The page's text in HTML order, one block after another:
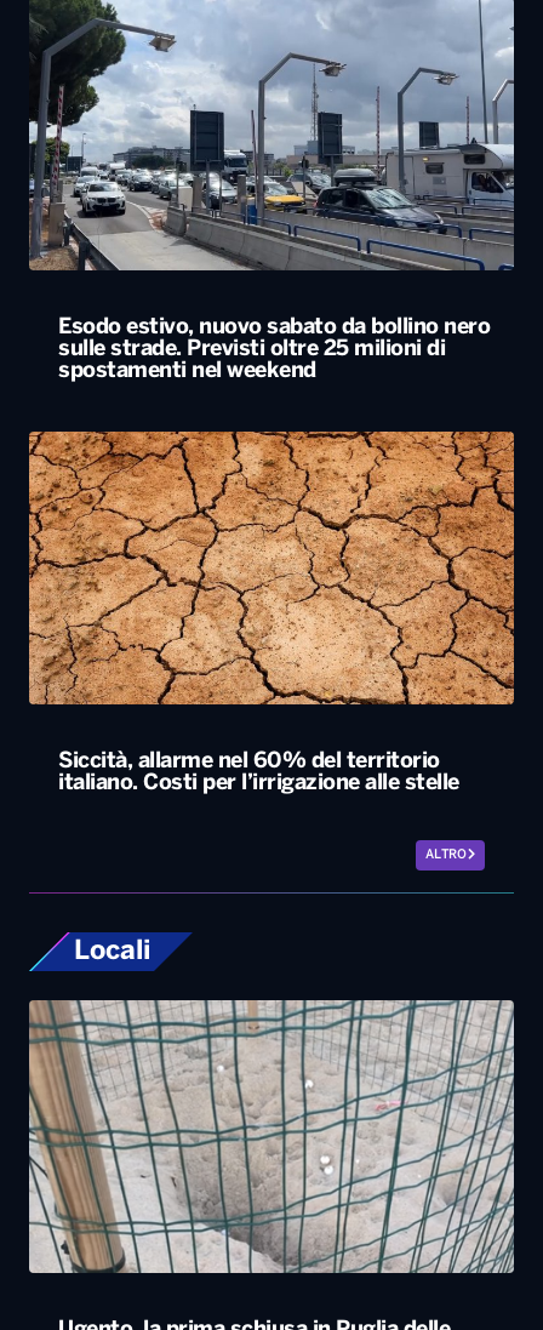
Esodo estivo, nuovo sabato da bollino nero
sulle strade. Previsti oltre 25 milioni di
spostamenti nel weekend
Siccità, allarme nel 60% del territorio
italiano. Costi per l’irrigazione alle stelle
ALTRO
Locali